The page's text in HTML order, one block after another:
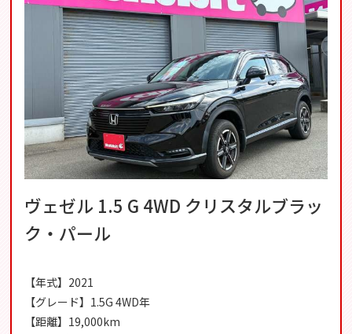
ヴェゼル 1.5 G 4WD クリスタルブラッ
ク・パール
【年式】2021
【グレード】1.5G 4WD年
【距離】19,000km